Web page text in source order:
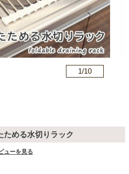
1/10
ためる水切りラック
ューを見る